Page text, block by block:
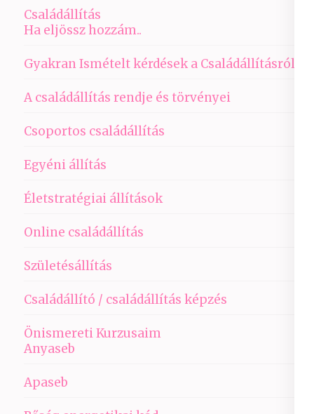
Családállítás
Ha eljössz hozzám..
Gyakran Ismételt kérdések a Családállításról
A családállítás rendje és törvényei
Csoportos családállítás
Egyéni állítás
Életstratégiai állítások
Online családállítás
Születésállítás
Családállító / családállítás képzés
Önismereti Kurzusaim
Anyaseb
Apaseb